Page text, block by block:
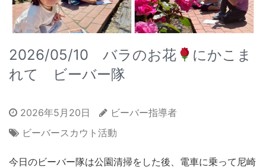
2026/05/10 バラのお花
にかこま
れて ビーバー隊
2026年5月20日
ビーバー指導者
ビーバースカウト活動
今日のビーバー隊は公園清掃をした後、電車に乗って尼崎